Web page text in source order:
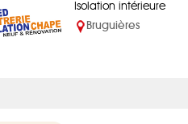
Isolation intérieure
Bruguières